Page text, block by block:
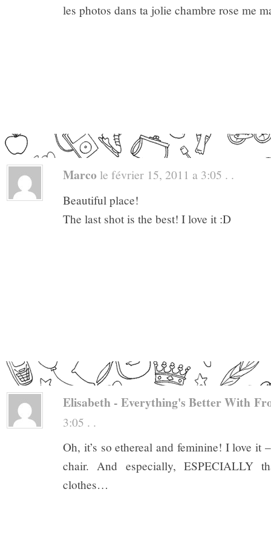
les photos dans ta jolie chambre rose me
Marco le février 15, 2011 a 3:05 . .
Beautiful place!
The last shot is the best! I love it :D
Elisabeth - Everything's Better With
3:05 . .
Oh, it’s so ethereal and feminine! I love it
chair. And especially, ESPECIALLY
clothes…